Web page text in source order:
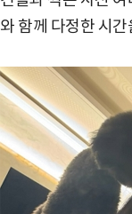
와 함께 다정한 시